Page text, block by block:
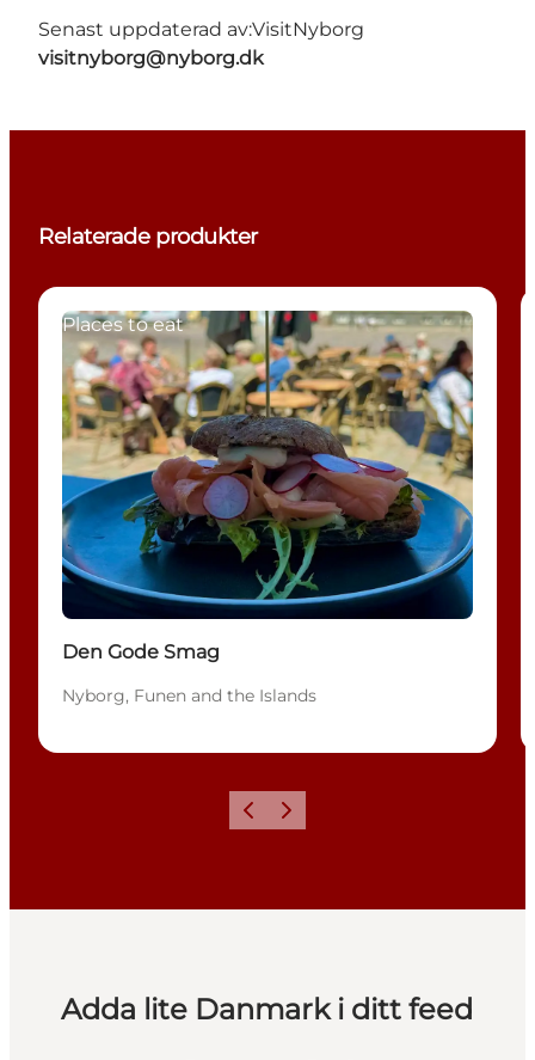
Senast uppdaterad av:VisitNyborg
visitnyborg@nyborg.dk
Relaterade produkter
Places to eat
Den Gode Smag
Nyborg, Funen and the Islands
Föregående
Nästa
Adda lite Danmark i ditt feed